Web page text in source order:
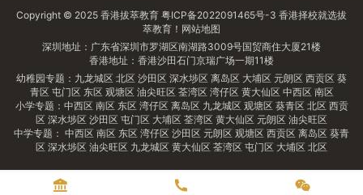
Copyright © 2025 香港拔萃教育 粤ICP备2022091465号-3 香港择校就选拔
萃教育！ 网站地图
深圳地址：广东省深圳市罗湖区南湖路3009号国贸商住大厦21楼
香港地址：香港沙田石门京瑞广场一期11楼
幼稚园专题： 九龙城区 北区 沙田区 深水埗区 离岛区 大埔区 元朗区 西贡区 葵
青区 屯门区 东区 观塘区 油尖旺区 荃湾区 湾仔区 黄大仙区 中西区 南区
小学专题： 中西区 南区 东区 湾仔区 离岛区 九龙城区 观塘区 葵青区 北区 西贡
区 深水埗区 沙田区 屯门区 大埔区 荃湾区 黄大仙区 元朗区 油尖旺区
中学专题： 中西区 南区 东区 湾仔区 沙田区 元朗区 观塘区 西贡区 离岛区 葵青
区 深水埗区 油尖旺区 九龙城区 黄大仙区 荃湾区 屯门区 大埔区 北区